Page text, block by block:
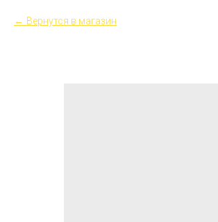
Вернутся в магазин